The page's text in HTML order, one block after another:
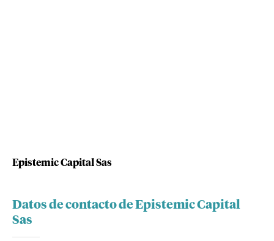
Epistemic Capital Sas
Datos de contacto de Epistemic Capital
Sas